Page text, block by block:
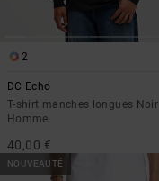
2
DC Echo
T-shirt manches longues Noir
Homme
40,00 €
NOUVEAUTÉ